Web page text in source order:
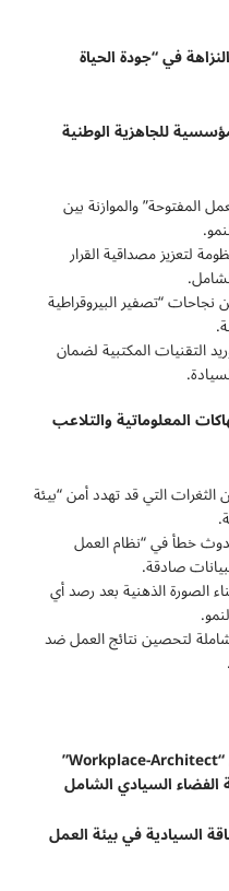
في “جودة الحياة
للجاهزية الوطنية
المفتوحة” والموازنة بين
لتعزيز مصداقية القرار
نجاحات “تصفير البيروقراطية
التقنيات المكتبية لضمان
المعلوماتية والتلاعب
الثغرات التي قد تهدد أمن “بيئة
خطأ في “نظام العمل
صادقة.
الصورة الذهنية بعد رصد أي
لتحصين نتائج العمل ضد
“Workplace-Architect”
الفضاء السيادي الشامل
السيادية في بيئة العمل